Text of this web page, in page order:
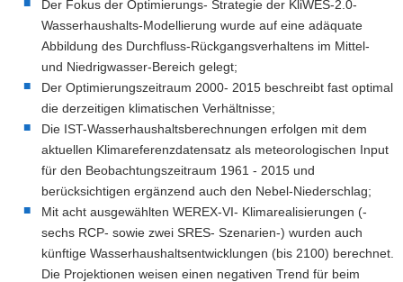
Der Fokus der Optimierungs- Strategie der KliWES-2.0-
Wasserhaushalts-Modellierung wurde auf eine adäquate
Abbildung des Durchfluss-Rückgangsverhaltens im Mittel-
und Niedrigwasser-Bereich gelegt;
Der Optimierungszeitraum 2000- 2015 beschreibt fast optimal
die derzeitigen klimatischen Verhältnisse;
Die IST-Wasserhaushaltsberechnungen erfolgen mit dem
aktuellen Klimareferenzdatensatz als meteorologischen Input
für den Beobachtungszeitraum 1961 - 2015 und
berücksichtigen ergänzend auch den Nebel-Niederschlag;
Mit acht ausgewählten WEREX-VI- Klimarealisierungen (-
sechs RCP- sowie zwei SRES- Szenarien-) wurden auch
künftige Wasserhaushaltsentwicklungen (bis 2100) berechnet.
Die Projektionen weisen einen negativen Trend für beim